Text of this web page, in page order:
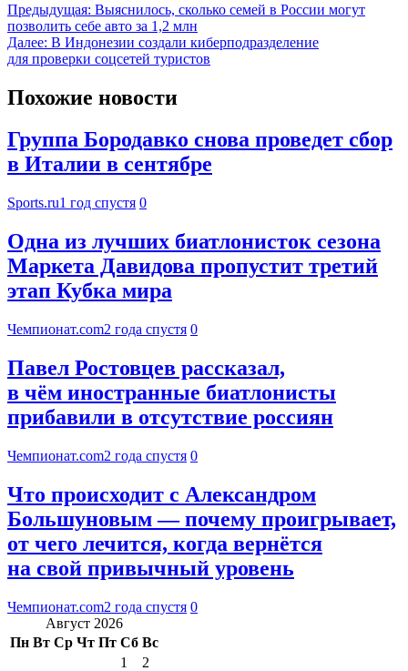
Предыдущая: Выяснилось, сколько семей в России могут
позволить себе авто за 1,2 млн
Далее: В Индонезии создали киберподразделение
для проверки соцсетей туристов
Похожие новости
Группа Бородавко снова проведет сбор
в Италии в сентябре
Sports.ru1 год спустя 0
Одна из лучших биатлонисток сезона
Маркета Давидова пропустит третий
этап Кубка мира
Чемпионат.com2 года спустя 0
Павел Ростовцев рассказал,
в чём иностранные биатлонисты
прибавили в отсутствие россиян
Чемпионат.com2 года спустя 0
Что происходит с Александром
Большуновым — почему проигрывает,
от чего лечится, когда вернётся
на свой привычный уровень
Чемпионат.com2 года спустя 0
Август 2026
Пн Вт Ср Чт Пт Сб Вс
1
2